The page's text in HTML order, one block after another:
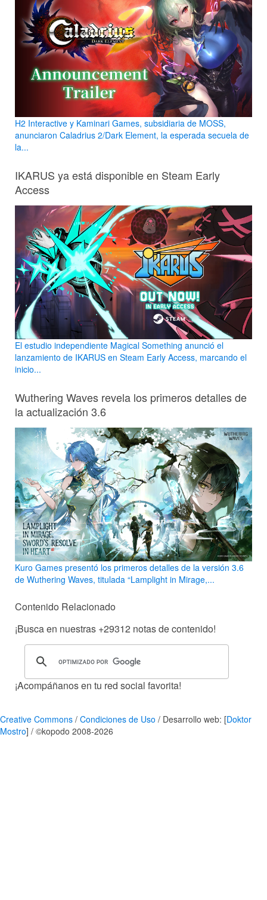
H2 Interactive y Kaminari Games, subsidiaria de MOSS,
anunciaron Caladrius 2/Dark Element, la esperada secuela de
la...
IKARUS ya está disponible en Steam Early
Access
El estudio independiente Magical Something anunció el
lanzamiento de IKARUS en Steam Early Access, marcando el
inicio...
Wuthering Waves revela los primeros detalles de
la actualización 3.6
Kuro Games presentó los primeros detalles de la versión 3.6
de Wuthering Waves, titulada “Lamplight in Mirage,...
Contenido Relacionado
¡Busca en nuestras +29312 notas de contenido!
¡Acompáñanos en tu red social favorita!
Creative Commons / Condiciones de Uso / Desarrollo web: [Doktor
Mostro] / ©kopodo 2008-2026